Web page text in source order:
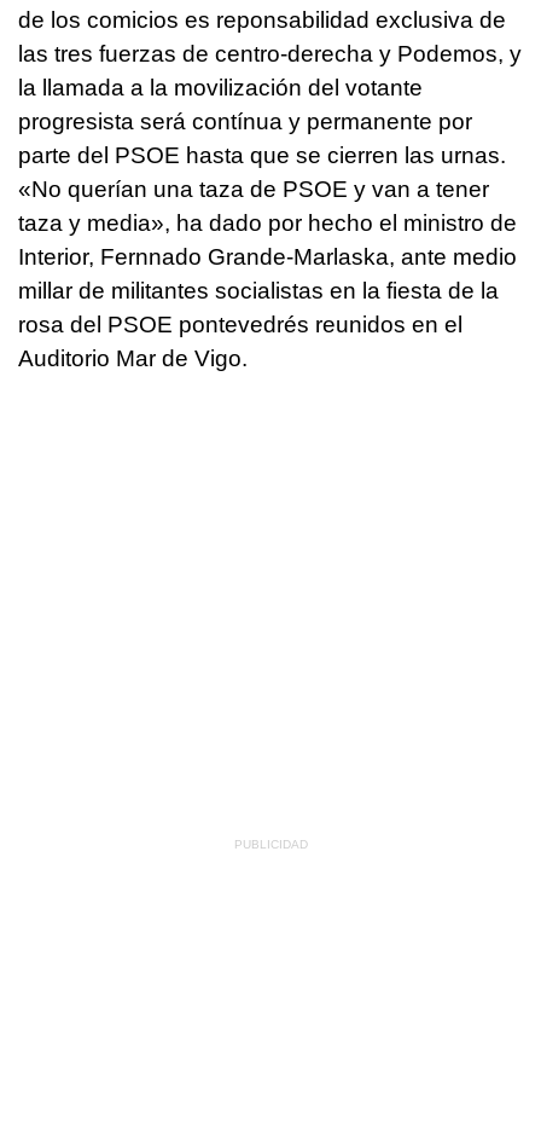
de los comicios es reponsabilidad exclusiva de
las tres fuerzas de centro-derecha y Podemos, y
la llamada a la movilización del votante
progresista será contínua y permanente por
parte del PSOE hasta que se cierren las urnas.
«No querían una taza de PSOE y van a tener
taza y media», ha dado por hecho el ministro de
Interior, Fernnado Grande-Marlaska, ante medio
millar de militantes socialistas en la fiesta de la
rosa del PSOE pontevedrés reunidos en el
Auditorio Mar de Vigo.